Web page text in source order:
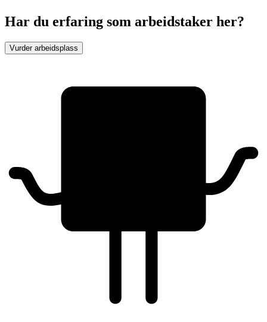
Har du erfaring som arbeidstaker her?
Vurder arbeidsplass